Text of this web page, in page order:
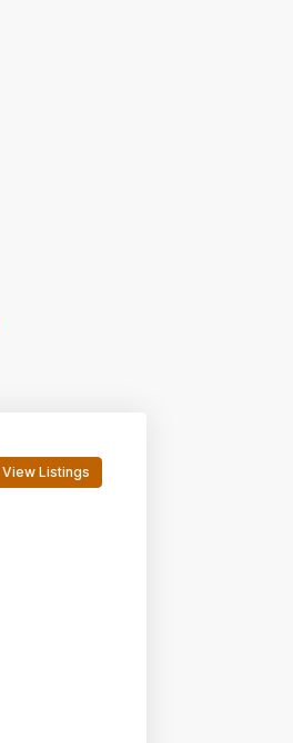
View Listings